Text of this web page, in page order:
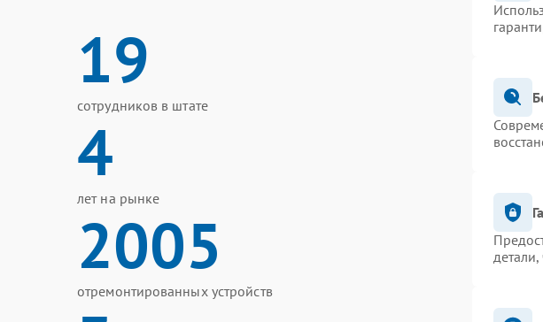
19
сотрудников в штате
4
лет на рынке
2005
отремонтированных устройств